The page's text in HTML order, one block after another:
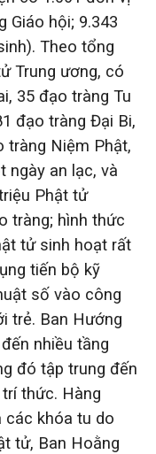
Giáo hội; 9.343
Theo tổng
Trung ương, có
35 đạo tràng Tu
đạo tràng Đại Bi,
tràng Niệm Phật,
ngày an lạc, và
Phật tử
tràng; hình thức
tử sinh hoạt rất
tiến bộ kỹ
số vào công
trẻ. Ban Hướng
nhiều tầng
đó tập trung đến
thức. Hàng
các khóa tu do
tử, Ban Hoằng